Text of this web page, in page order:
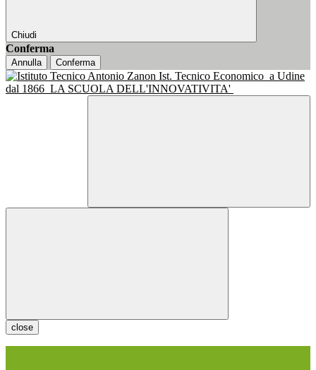
Chiudi
Conferma
Annulla Conferma
Ist. Tecnico Economico a Udine
dal 1866 LA SCUOLA DELL'INNOVATIVITA'
close